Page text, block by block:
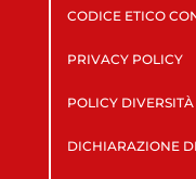
CODICE ETICO
PRIVACY POLICY
POLICY DIVERSITÀ
DICHIARAZIONE